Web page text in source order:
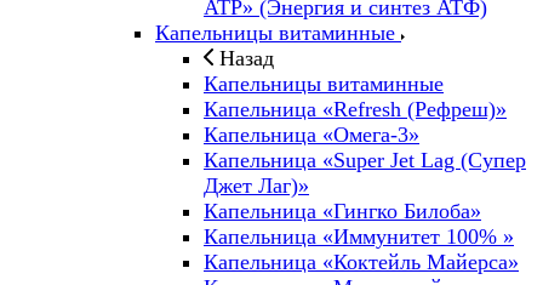
ATP» (Энергия и синтез АТФ)
Капельницы витаминные
Назад
Капельницы витаминные
Капельница «Refresh (Рефреш)»
Капельница «Омега-3»
Капельница «Super Jet Lag (Супер
Джет Лаг)»
Капельница «Гингко Билоба»
Капельница «Иммунитет 100% »
Капельница «Коктейль Майерса»